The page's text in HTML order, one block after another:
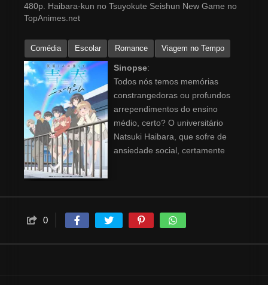
480p. Haibara-kun no Tsuyokute Seishun New Game no
TopAnimes.net
Comédia Escolar Romance Viagem no Tempo
Sinopse:
Todos nós temos memórias
constrangedoras ou profundos
arrependimentos do ensino
médio, certo? O universitário
Natsuki Haibara, que sofre de
ansiedade social, certamente
poderia ter sido. Imagine então
0